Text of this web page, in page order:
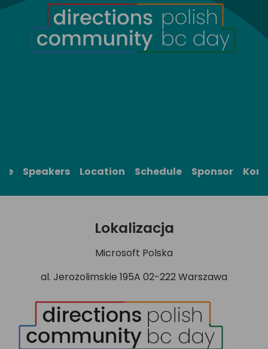
Speakers Location Schedule Sponsor
Lokalizacja
Microsoft Polska
al. Jerozolimskie 195A 02-222 Warszawa